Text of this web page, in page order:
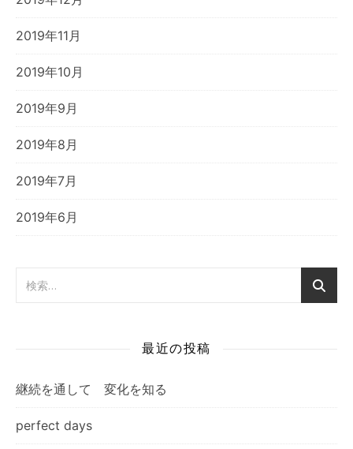
2019年11月
2019年10月
2019年9月
2019年8月
2019年7月
2019年6月
最近の投稿
継続を通して 変化を知る
perfect days